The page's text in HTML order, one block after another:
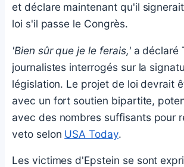
et déclare maintenant qu'il
loi s'il passe le Congrès.
'Bien sûr que je le ferais,'a déclaré
journalistes interrogés sur la
législation. Le projet de loi devrait
avec un fort soutien bipartite,
avec des nombres suffisants pour
veto selon USA Today.
Les victimes d'Epstein se sont